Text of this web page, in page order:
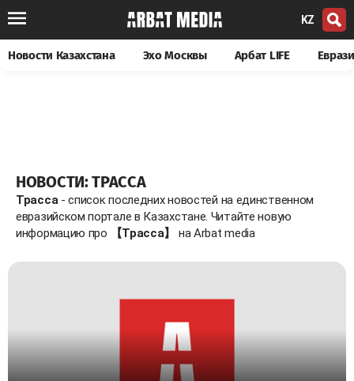
KZ
Новости Казахстана Эхо Москвы Арбат LIFE
НОВОСТИ: ТРАССА
Трасса - список последних новостей на единственном
евразийском портале в Казахстане. Читайте новую
информацию про
【Трасса】 на Arbat media